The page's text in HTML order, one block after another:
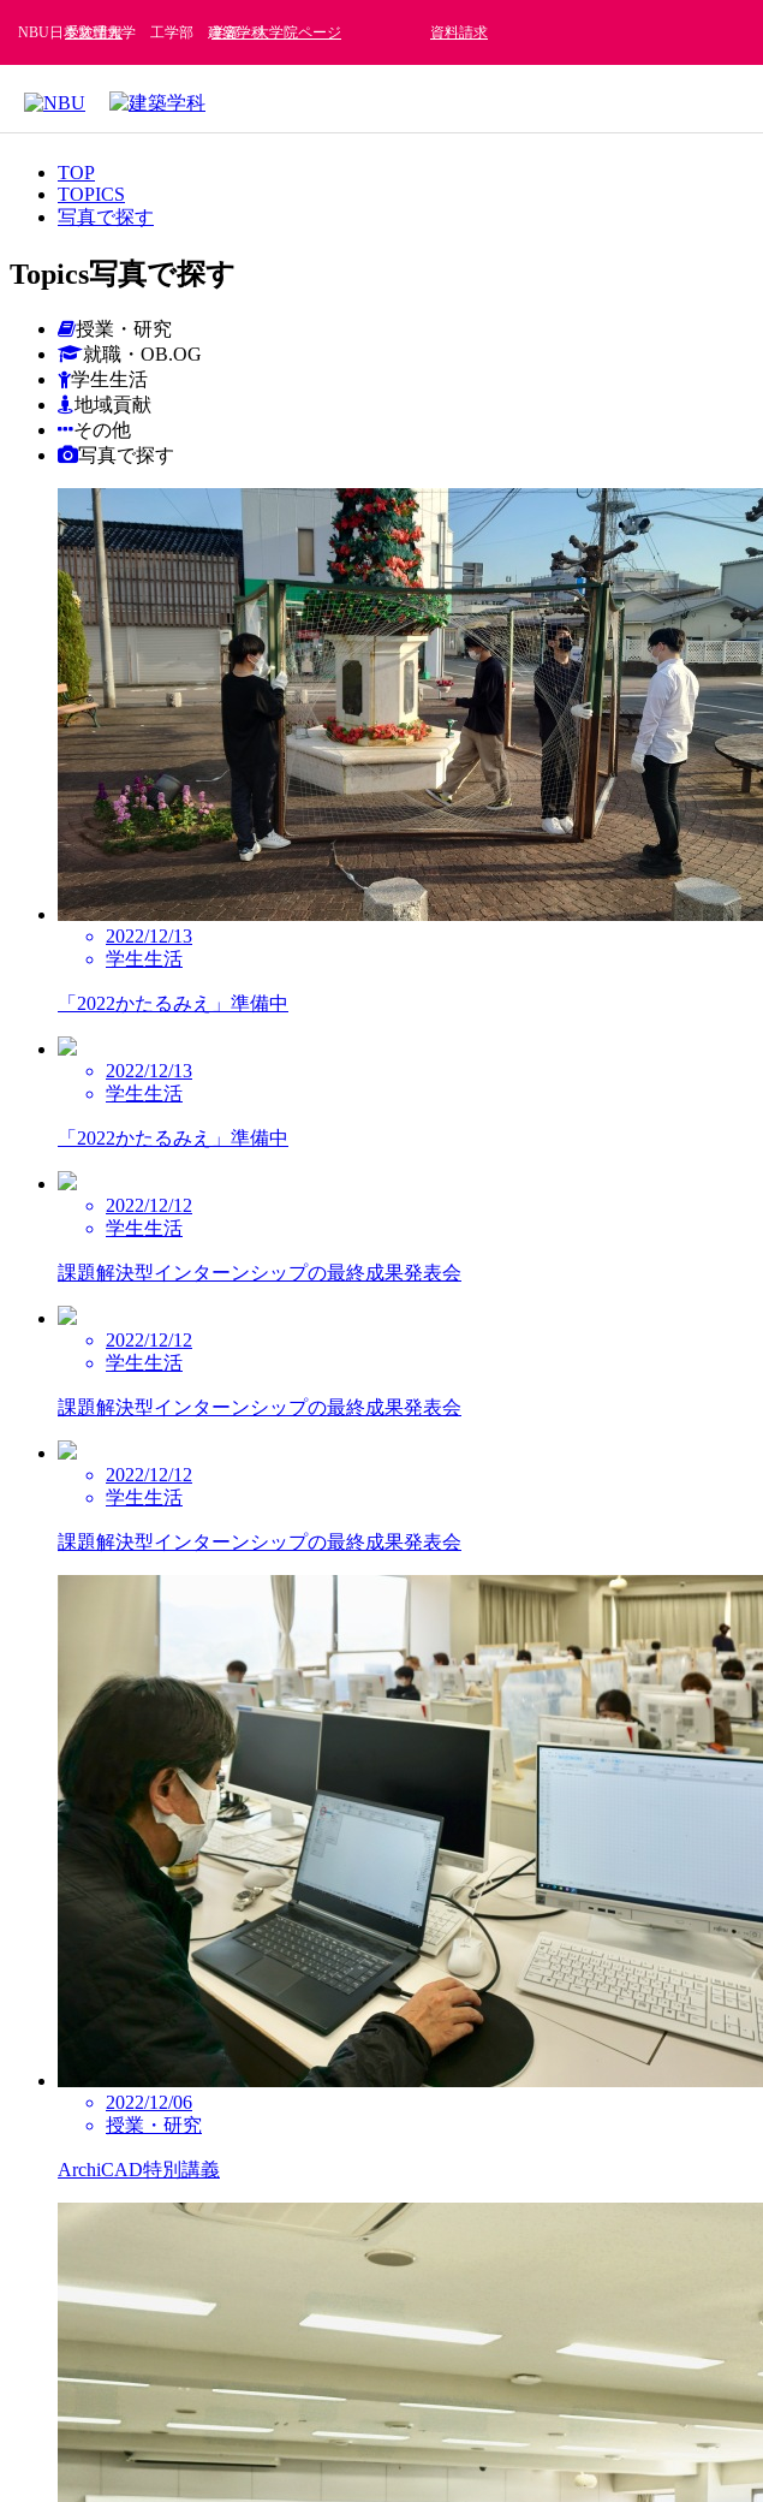
NBU日本文理大学 工学部 建築学科
受験情報 学部・大学院ページ 資料請求
TOP
TOPICS
写真で探す
Topics写真で探す
授業・研究
就職・OB.OG
学生生活
地域貢献
その他
写真で探す
2022/12/13
学生生活
「2022かたるみえ」準備中
2022/12/13
学生生活
「2022かたるみえ」準備中
2022/12/12
学生生活
課題解決型インターンシップの最終成果発表会
2022/12/12
学生生活
課題解決型インターンシップの最終成果発表会
2022/12/12
学生生活
課題解決型インターンシップの最終成果発表会
2022/12/06
授業・研究
ArchiCAD特別講義